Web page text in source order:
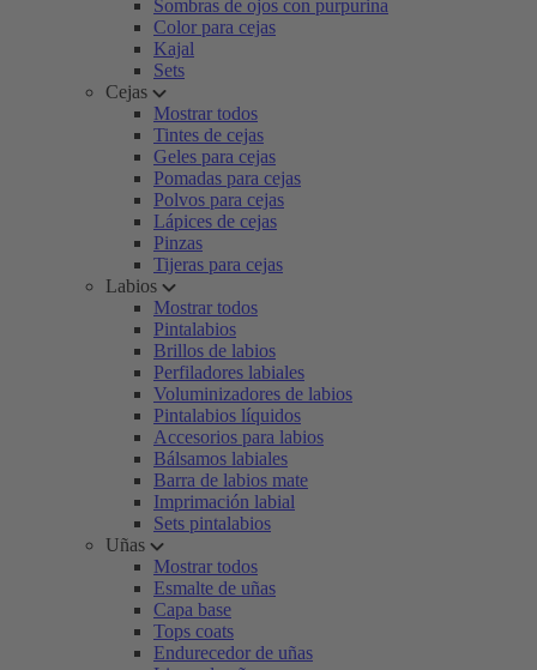
Sombras de ojos con purpurina
Color para cejas
Kajal
Sets
Cejas
Mostrar todos
Tintes de cejas
Geles para cejas
Pomadas para cejas
Polvos para cejas
Lápices de cejas
Pinzas
Tijeras para cejas
Labios
Mostrar todos
Pintalabios
Brillos de labios
Perfiladores labiales
Voluminizadores de labios
Pintalabios líquidos
Accesorios para labios
Bálsamos labiales
Barra de labios mate
Imprimación labial
Sets pintalabios
Uñas
Mostrar todos
Esmalte de uñas
Capa base
Tops coats
Endurecedor de uñas